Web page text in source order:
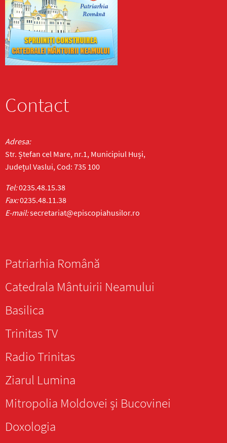
Contact
Adresa:
Str. Ștefan cel Mare, nr.1, Municipiul Huși,
Județul Vaslui, Cod: 735 100
Tel:0235.48.15.38
Fax:0235.48.11.38
E-mail:secretariat@episcopiahusilor.ro
Patriarhia Română
Catedrala Mântuirii Neamului
Basilica
Trinitas TV
Radio Trinitas
Ziarul Lumina
Mitropolia Moldovei și Bucovinei
Doxologia